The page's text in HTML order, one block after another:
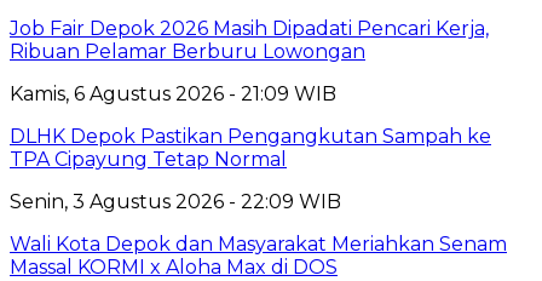
Job Fair Depok 2026 Masih Dipadati Pencari Kerja,
Ribuan Pelamar Berburu Lowongan
Kamis, 6 Agustus 2026 - 21:09 WIB
DLHK Depok Pastikan Pengangkutan Sampah ke
TPA Cipayung Tetap Normal
Senin, 3 Agustus 2026 - 22:09 WIB
Wali Kota Depok dan Masyarakat Meriahkan Senam
Massal KORMI x Aloha Max di DOS